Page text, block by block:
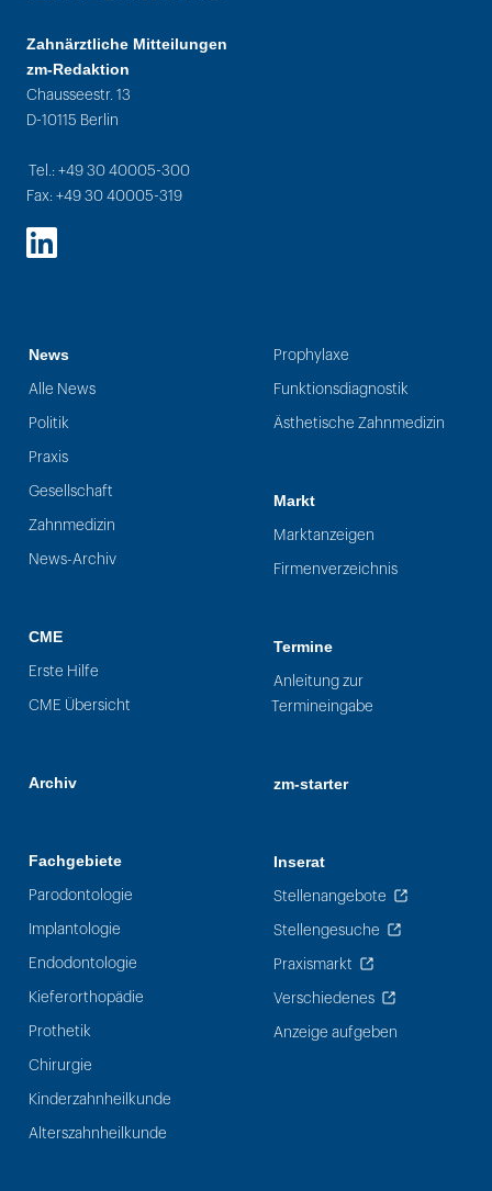
Zahnärztliche Mitteilungen
zm-Redaktion
Chausseestr. 13
D-10115 Berlin
Tel.: +49 30 40005-300
Fax: +49 30 40005-319
LinkedIn
News
Alle News
Politik
Praxis
Gesellschaft
Zahnmedizin
News-Archiv
CME
Erste Hilfe
CME Übersicht
Archiv
Fachgebiete
Parodontologie
Implantologie
Endodontologie
Kieferorthopädie
Prothetik
Chirurgie
Kinderzahnheilkunde
Alterszahnheilkunde
Prophylaxe
Funktionsdiagnostik
Ästhetische Zahnmedizin
Markt
Marktanzeigen
Firmenverzeichnis
Termine
Anleitung zur
Termineingabe
zm-starter
Inserat
Stellenangebote
Stellengesuche
Praxismarkt
Verschiedenes
Anzeige aufgeben